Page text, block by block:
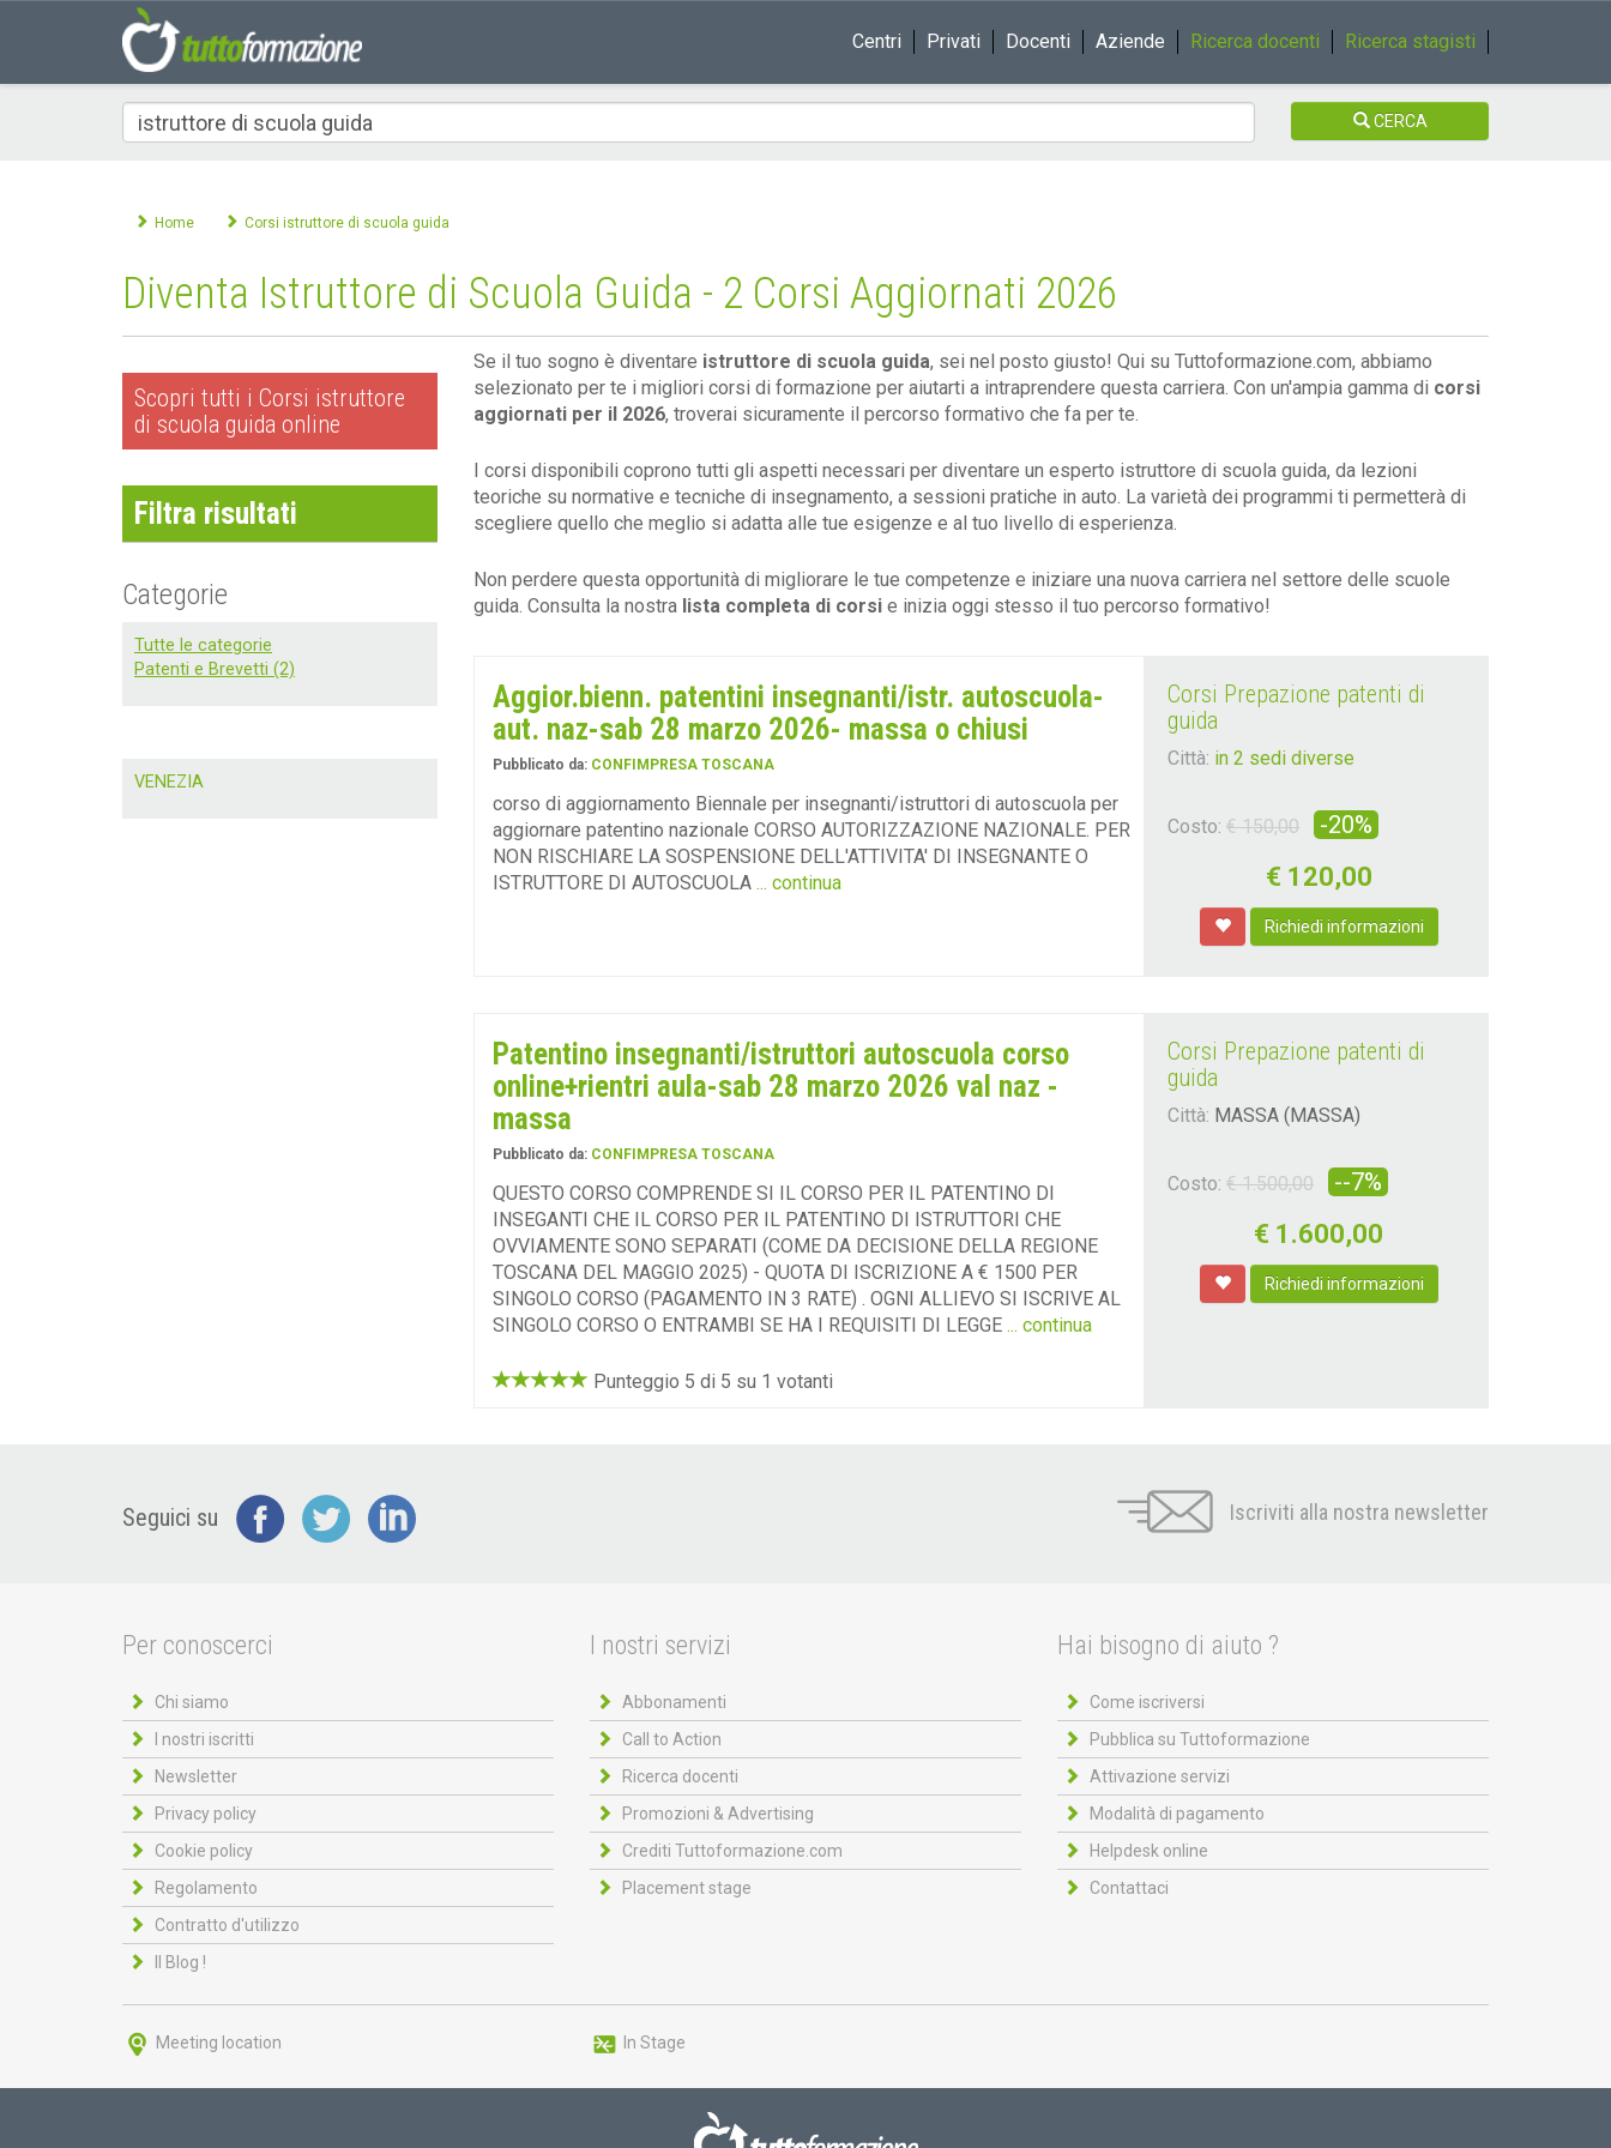
Centri Privati Docenti Aziende Ricerca docenti Ricerca stagisti
Che
corso
CERCA
Home Corsi istruttore di scuola guida
Diventa Istruttore di Scuola Guida - 2 Corsi Aggiornati 2026
Scopri tutti i Corsi istruttore
di scuola guida online
Filtra risultati
Categorie
Tutte le categorie
Patenti e Brevetti (2)
VENEZIA
Se il tuo sogno è diventare istruttore di scuola guida, sei nel posto giusto! Qui su Tuttoformazione.com, abbiamo
selezionato per te i migliori corsi di formazione per aiutarti a intraprendere questa carriera. Con un'ampia gamma di corsi
aggiornati per il 2026, troverai sicuramente il percorso formativo che fa per te.
I corsi disponibili coprono tutti gli aspetti necessari per diventare un esperto istruttore di scuola guida, da lezioni
teoriche su normative e tecniche di insegnamento, a sessioni pratiche in auto. La varietà dei programmi ti permetterà di
scegliere quello che meglio si adatta alle tue esigenze e al tuo livello di esperienza.
Non perdere questa opportunità di migliorare le tue competenze e iniziare una nuova carriera nel settore delle scuole
guida. Consulta la nostra lista completa di corsie inizia oggi stesso il tuo percorso formativo!
Aggior.bienn. patentini insegnanti/istr. autoscuola-
aut. naz-sab 28 marzo 2026- massa o chiusi
Pubblicato da: CONFIMPRESA TOSCANA
corso di aggiornamento Biennale per insegnanti/istruttori di autoscuola per
aggiornare patentino nazionale CORSO AUTORIZZAZIONE NAZIONALE. PER
NON RISCHIARE LA SOSPENSIONE DELL'ATTIVITA' DI INSEGNANTE O
ISTRUTTORE DI AUTOSCUOLA ... continua
Corsi Prepazione patenti di
guida
Città: in 2 sedi diverse
Costo: € 150,00 -20%
€ 120,00
Richiedi informazioni
Patentino insegnanti/istruttori autoscuola corso
online+rientri aula-sab 28 marzo 2026 val naz -
massa
Pubblicato da: CONFIMPRESA TOSCANA
QUESTO CORSO COMPRENDE SI IL CORSO PER IL PATENTINO DI
INSEGANTI CHE IL CORSO PER IL PATENTINO DI ISTRUTTORI CHE
OVVIAMENTE SONO SEPARATI (COME DA DECISIONE DELLA REGIONE
TOSCANA DEL MAGGIO 2025) - QUOTA DI ISCRIZIONE A € 1500 PER
SINGOLO CORSO (PAGAMENTO IN 3 RATE) . OGNI ALLIEVO SI ISCRIVE AL
SINGOLO CORSO O ENTRAMBI SE HA I REQUISITI DI LEGGE ... continua
Punteggio 5 di 5 su 1 votanti
Corsi Prepazione patenti di
guida
Città: MASSA (MASSA)
Costo: € 1.500,00 --7%
€ 1.600,00
Richiedi informazioni
Seguici su Iscriviti alla nostra newsletter
Per conoscerci
Chi siamo
I nostri iscritti
Newsletter
Privacy policy
Cookie policy
Regolamento
Contratto d'utilizzo
Il Blog !
I nostri servizi
Abbonamenti
Call to Action
Ricerca docenti
Promozioni & Advertising
Crediti Tuttoformazione.com
Placement stage
Hai bisogno di aiuto ?
Come iscriversi
Pubblica su Tuttoformazione
Attivazione servizi
Modalità di pagamento
Helpdesk online
Contattaci
Meeting location In Stage